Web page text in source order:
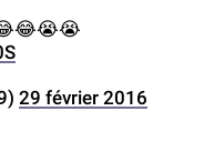
😂😂😭😭
29 février 2016